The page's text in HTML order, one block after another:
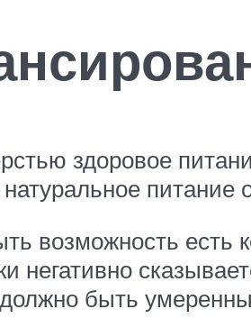
здоровое
возможность есть
негативно
быть